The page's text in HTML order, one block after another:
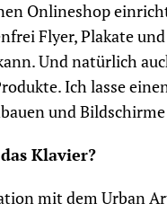
Onlineshop
Flyer, Plakate
Und natürlich
Ich lasse
und
Klavier?
mit dem Urban